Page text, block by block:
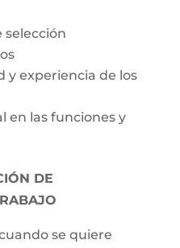
selección
y experiencia de los
en las funciones y
DE
se quiere